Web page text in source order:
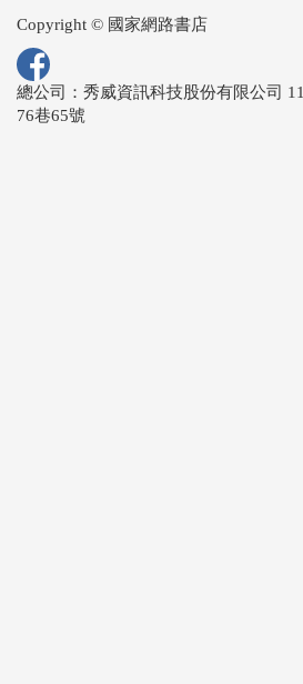
Copyright © 國家網路書店
總公司：秀威資訊科技股份有限公司
76巷65號